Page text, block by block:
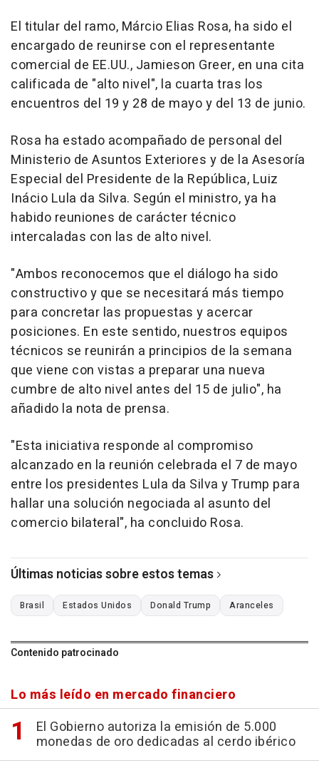
El titular del ramo, Márcio Elias Rosa, ha sido el
encargado de reunirse con el representante
comercial de EE.UU., Jamieson Greer, en una cita
calificada de "alto nivel", la cuarta tras los
encuentros del 19 y 28 de mayo y del 13 de junio.
Rosa ha estado acompañado de personal del
Ministerio de Asuntos Exteriores y de la Asesoría
Especial del Presidente de la República, Luiz
Inácio Lula da Silva. Según el ministro, ya ha
habido reuniones de carácter técnico
intercaladas con las de alto nivel.
"Ambos reconocemos que el diálogo ha sido
constructivo y que se necesitará más tiempo
para concretar las propuestas y acercar
posiciones. En este sentido, nuestros equipos
técnicos se reunirán a principios de la semana
que viene con vistas a preparar una nueva
cumbre de alto nivel antes del 15 de julio", ha
añadido la nota de prensa.
"Esta iniciativa responde al compromiso
alcanzado en la reunión celebrada el 7 de mayo
entre los presidentes Lula da Silva y Trump para
hallar una solución negociada al asunto del
comercio bilateral", ha concluido Rosa.
Últimas noticias sobre estos temas
Brasil Estados Unidos Donald Trump Aranceles
Contenido patrocinado
Lo más leído en mercado financiero
El Gobierno autoriza la emisión de 5.000
monedas de oro dedicadas al cerdo ibérico